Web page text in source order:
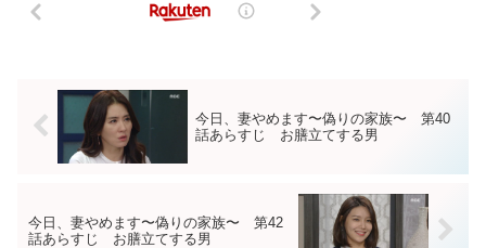
今日、妻やめます〜偽りの家族〜 第40
話あらすじ お膳立てする男
今日、妻やめます〜偽りの家族〜 第42
話あらすじ お膳立てする男